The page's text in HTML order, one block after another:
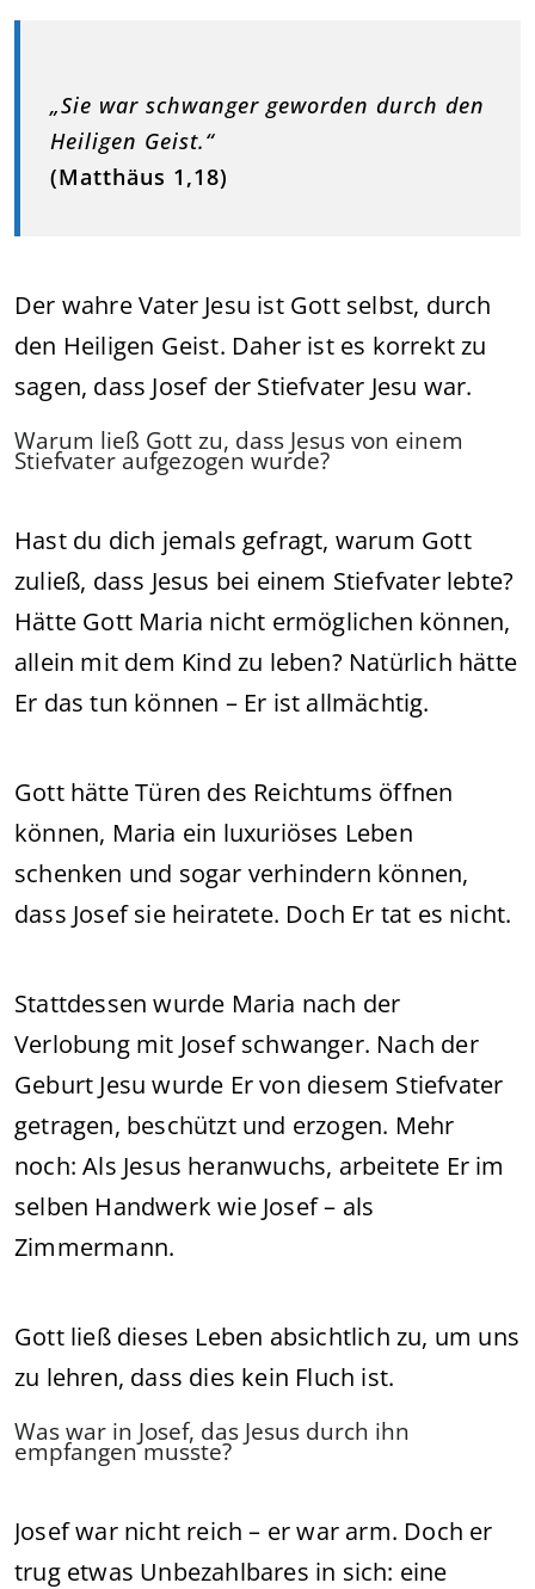
„Sie war schwanger geworden durch den
Heiligen Geist.“
(Matthäus 1,18)
Der wahre Vater Jesu ist Gott selbst, durch
den Heiligen Geist. Daher ist es korrekt zu
sagen, dass Josef der Stiefvater Jesu war.
Warum ließ Gott zu, dass Jesus von einem
Stiefvater aufgezogen wurde?
Hast du dich jemals gefragt, warum Gott
zuließ, dass Jesus bei einem Stiefvater lebte?
Hätte Gott Maria nicht ermöglichen können,
allein mit dem Kind zu leben? Natürlich hätte
Er das tun können – Er ist allmächtig.
Gott hätte Türen des Reichtums öffnen
können, Maria ein luxuriöses Leben
schenken und sogar verhindern können,
dass Josef sie heiratete. Doch Er tat es nicht.
Stattdessen wurde Maria nach der
Verlobung mit Josef schwanger. Nach der
Geburt Jesu wurde Er von diesem Stiefvater
getragen, beschützt und erzogen. Mehr
noch: Als Jesus heranwuchs, arbeitete Er im
selben Handwerk wie Josef – als
Zimmermann.
Gott ließ dieses Leben absichtlich zu, um uns
zu lehren, dass dies kein Fluch ist.
Was war in Josef, das Jesus durch ihn
empfangen musste?
Josef war nicht reich – er war arm. Doch er
trug etwas Unbezahlbares in sich: eine